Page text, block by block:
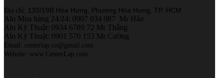
Địa chỉ: 133/19B Hòa Hưng, Phường Hòa Hưng, TP. HCM
Alo Mua hàng 24/24: 0907 034 987 Mr Hào
Alo Kỹ Thuật: 0934 6789 72 Mr Thắng
Alo Kỹ Thuật: 0901 570 153 Mr Cường
Email: centerlap.co@gmail.com
Website: www.CenterLap.com